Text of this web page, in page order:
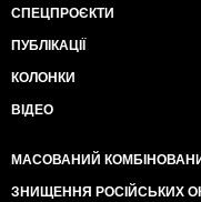
СПЕЦПРОЄКТИ
ПУБЛІКАЦІЇ
КОЛОНКИ
ВІДЕО
МАСОВАНИЙ
ЗНИЩЕННЯ РОСІЙСЬКИХ